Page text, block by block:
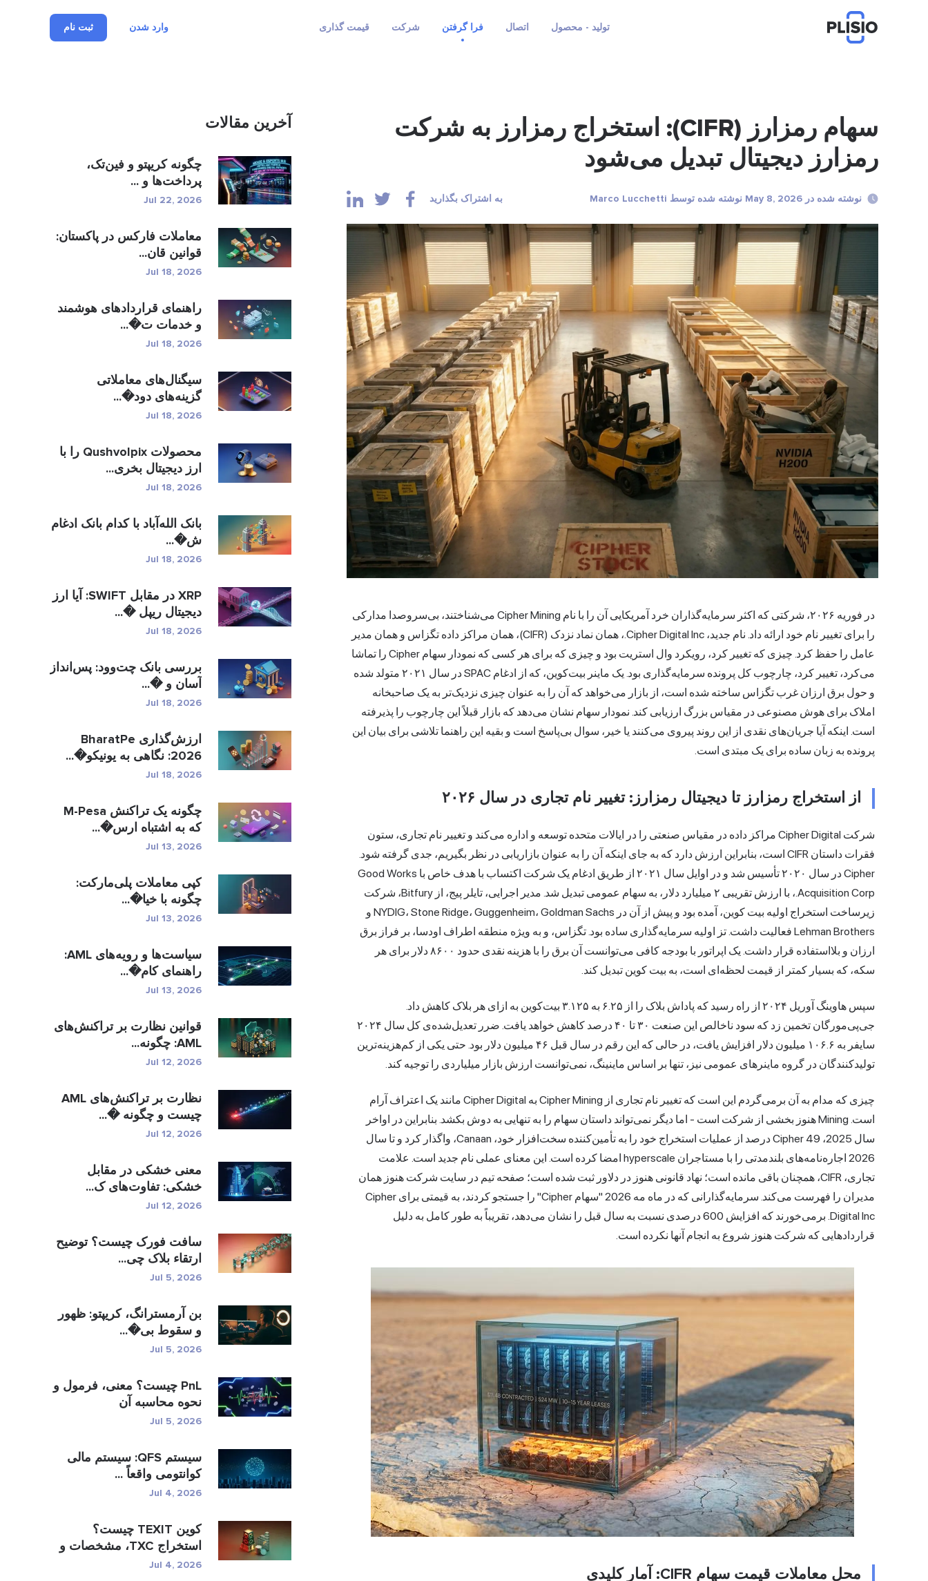
تولید - محصول اتصال فرا گرفتن شرکت قیمت گذاری وارد شدن ثبت نام
سهام رمزارز (CIFR): استخراج رمزارز به شرکت
رمزارز دیجیتال تبدیل می‌شود
نوشته شده در May 8, 2026 نوشته شده توسط Marco Lucchetti به اشتراک بگذارید
در فوریه ۲۰۲۶، شرکتی که اکثر سرمایه‌گذاران خرد آمریکایی آن را با نام Cipher Mining می‌شناختند، بی‌سروصدا مدارکی
را برای تغییر نام خود ارائه داد. نام جدید، Cipher Digital Inc.، همان نماد نزدک (
CIFR)، همان مراکز داده تگزاس و همان مدیر
عامل را حفظ کرد. چیزی که تغییر کرد، رویکرد وال استریت بود و چیزی که برای هر کسی که نمودار سهام Cipher را تماشا
می‌کرد، تغییر کرد، چارچوب کل پرونده سرمایه‌گذاری بود. یک ماینر بیت‌کوین، که از ادغام SPAC در سال ۲۰۲۱ متولد شده
و حول برق ارزان غرب تگزاس ساخته شده است، از بازار می‌خواهد که آن را به عنوان چیزی نزدیک‌تر به یک صاحبخانه
املاک برای هوش مصنوعی در مقیاس بزرگ ارزیابی کند. نمودار سهام نشان می‌دهد که بازار قبلاً این چارچوب را پذیرفته
است. اینکه آیا جریان‌های نقدی از این روند پیروی می‌کنند یا خیر، سوال بی‌پاسخ است و بقیه این راهنما تلاشی برای بیان این
پرونده به زبان ساده برای یک مبتدی است.
از استخراج رمزارز تا دیجیتال رمزارز: تغییر نام تجاری در سال ۲۰۲۶
شرکت Cipher Digital مراکز داده در مقیاس صنعتی را در ایالات متحده توسعه و اداره می‌کند و تغییر نام تجاری، ستون
فقرات داستان CIFR است، بنابراین ارزش دارد که به جای اینکه آن را به عنوان بازاریابی در نظر بگیریم، جدی گرفته شود.
Cipher در سال ۲۰۲۰ تأسیس شد و در اوایل سال ۲۰۲۱ از طریق ادغام یک شرکت اکتساب با هدف خاص با Good Works
Acquisition Corp.، با ارزش تقریبی ۲ میلیارد دلار، به سهام عمومی تبدیل شد. مدیر اجرایی، تایلر پیج، از Bitfury، شرکت
زیرساخت استخراج اولیه بیت کوین، آمده بود و پیش از آن در NYDIG، Stone Ridge، Guggenheim، Goldman Sachs و
Lehman Brothers فعالیت داشت. تز اولیه سرمایه‌گذاری ساده بود. تگزاس، و به ویژه منطقه اطراف اودسا، بر فراز برق
ارزان و بلااستفاده قرار داشت. یک اپراتور با بودجه کافی می‌توانست آن برق را با هزینه نقدی حدود ۸۶۰۰ دلار برای هر
سکه، که بسیار کمتر از قیمت لحظه‌ای است، به بیت کوین تبدیل کند.
سپس هاوینگ آوریل ۲۰۲۴ از راه رسید که پاداش بلاک را از ۶.۲۵ به ۳.۱۲۵ بیت‌کوین به ازای هر بلاک کاهش داد.
جی‌پی‌مورگان تخمین زد که سود ناخالص این صنعت ۳۰ تا ۴۰ درصد کاهش خواهد یافت. ضرر تعدیل‌شده‌ی کل سال ۲۰۲۴
سایفر به ۱۰۶.۶ میلیون دلار افزایش یافت، در حالی که این رقم در سال قبل ۴۶ میلیون دلار بود. حتی یکی از کم‌هزینه‌ترین
تولیدکنندگان در گروه ماینرهای عمومی نیز، تنها بر اساس ماینینگ، نمی‌توانست ارزش بازار میلیاردی را توجیه کند.
چیزی که مدام به آن برمی‌گردم این است که تغییر نام تجاری از Cipher Mining به Cipher Digital مانند یک اعتراف آرام
است. Mining هنوز بخشی از شرکت است - اما دیگر نمی‌تواند داستان سهام را به تنهایی به دوش بکشد. بنابراین در اواخر
سال 2025، Cipher 49 درصد از عملیات استخراج خود را به تأمین‌کننده سخت‌افزار خود، Canaan، واگذار کرد و تا سال
2026 اجاره‌نامه‌های بلندمدتی را با مستاجران hyperscale امضا کرده است. این معنای عملی نام جدید است. علامت
تجاری، CIFR، همچنان باقی مانده است؛ نهاد قانونی هنوز در دلاور ثبت شده است؛ صفحه تیم در سایت شرکت هنوز همان
مدیران را فهرست می‌کند. سرمایه‌گذارانی که در ماه مه 2026 "سهام Cipher" را جستجو کردند، به قیمتی برای Cipher
Digital Inc. برمی‌خورند که افزایش 600 درصدی نسبت به سال قبل را نشان می‌دهد، تقریباً به طور کامل به دلیل
قراردادهایی که شرکت هنوز شروع به انجام آنها نکرده است.
محل معاملات قیمت سهام CIFR: آمار کلیدی
آخرین مقالات
چگونه کریپتو و فین‌تک،
پرداخت‌ها و ...
Jul 22, 2026
معاملات فارکس در پاکستان:
قوانین قان...
Jul 18, 2026
راهنمای قراردادهای هوشمند
و خدمات ت�...
Jul 18, 2026
سیگنال‌های معاملاتی
گزینه‌های دود�...
Jul 18, 2026
محصولات Qushvolpix را با
ارز دیجیتال بخری...
Jul 18, 2026
بانک الله‌آباد با کدام بانک ادغام
ش�...
Jul 18, 2026
XRP در مقابل SWIFT: آیا ارز
دیجیتال ریپل �...
Jul 18, 2026
بررسی بانک چت‌وود: پس‌انداز
آسان و �...
Jul 18, 2026
ارزش‌گذاری BharatPe
2026: نگاهی به یونیکو�...
Jul 18, 2026
چگونه یک تراکنش M-Pesa
که به اشتباه ارس�...
Jul 13, 2026
کپی معاملات پلی‌مارکت:
چگونه با خیا�...
Jul 13, 2026
سیاست‌ها و رویه‌های AML:
راهنمای کام�...
Jul 13, 2026
قوانین نظارت بر تراکنش‌های
AML: چگونه...
Jul 12, 2026
نظارت بر تراکنش‌های AML
چیست و چگونه �...
Jul 12, 2026
معنی خشکی در مقابل
خشکی: تفاوت‌های ک...
Jul 12, 2026
سافت فورک چیست؟ توضیح
ارتقاء بلاک چی...
Jul 5, 2026
بن آرمسترانگ، کریپتو: ظهور
و سقوط بی�...
Jul 5, 2026
PnL چیست؟ معنی، فرمول و
نحوه محاسبه آن
Jul 5, 2026
سیستم QFS: سیستم مالی
کوانتومی واقعاً ...
Jul 4, 2026
کوین TEXIT چیست؟
استخراج TXC، مشخصات و
ر�...
Jul 4, 2026